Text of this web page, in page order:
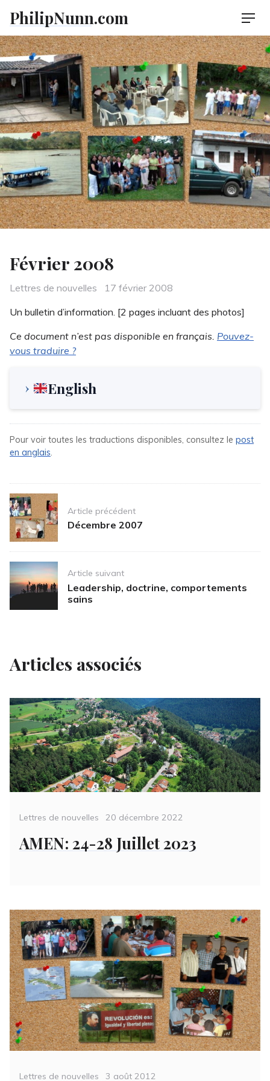
content
PhilipNunn.com
Février 2008
Categories
Lettres de nouvelles
Posted
17 février 2008
Un bulletin d’information. [2 pages incluant des photos]
Ce document n’est pas disponible en français. Pouvez-
vous traduire ?
English
Pour voir toutes les traductions disponibles, consultez le post
en anglais.
Post
navigationArticle précédent
Décembre 2007
Article suivant
Leadership, doctrine, comportements
sains
Articles associés
Categories
Lettres de nouvelles
Posted
20 décembre 2022
AMEN: 24-28 Juillet 2023
Categories
Lettres de nouvelles
Posted
3 août 2012